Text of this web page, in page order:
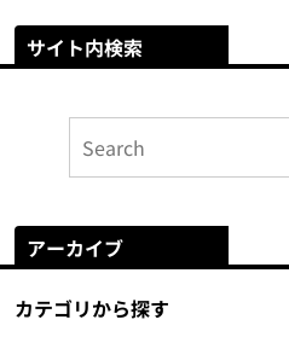
サイト内検索
アーカイブ
カテゴリから探す